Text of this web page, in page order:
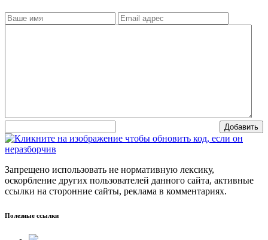
Добавить
Запрещено использовать не нормативную лексику,
оскорбление других пользователей данного сайта, активные
ссылки на сторонние сайты, реклама в комментариях.
Полезные ссылки